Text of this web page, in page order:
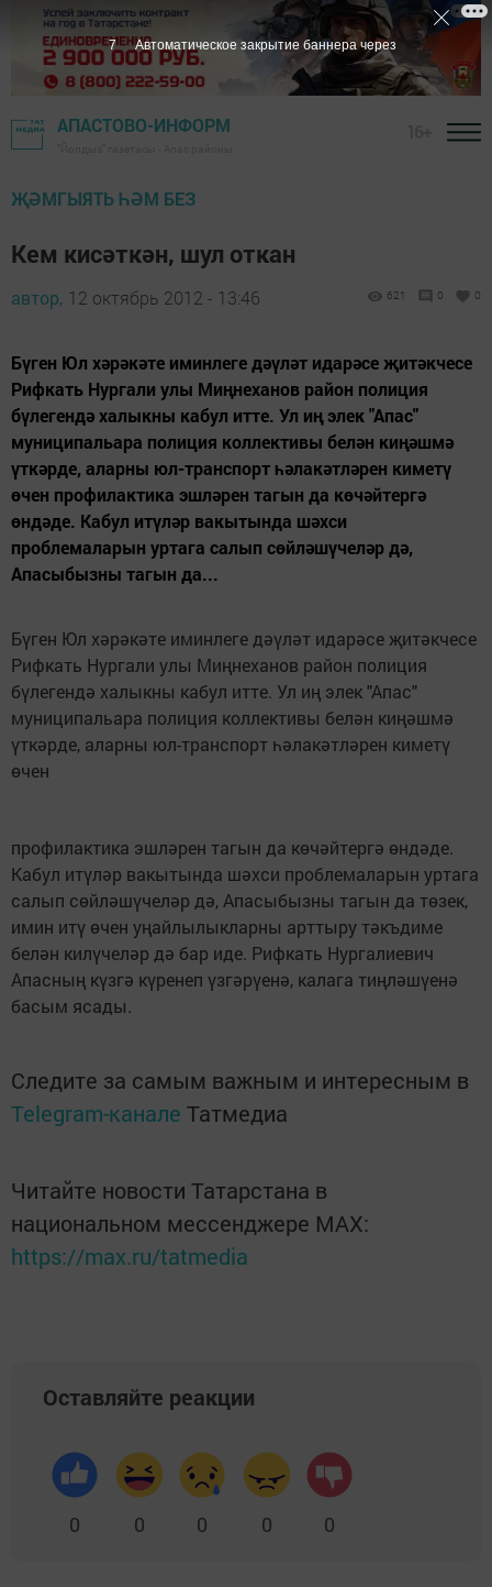
АПАСТОВО-ИНФОРМ
ҖӘМГЫЯТЬ ҺӘМ БЕЗ
Кем кисәткән, шул откан
автор, 12 октябрь 2012 - 13:46 621 0 0
Бүген Юл хәрәкәте иминлеге дәүләт идарәсе җитәкчесе
Рифкать Нургали улы Миңнеханов район полиция
бүлегендә халыкны кабул итте. Ул иң элек "Апас"
муниципальара полиция коллективы белән киңәшмә
үткәрде, аларны юл-транспорт һәлакәтләрен киметү
өчен профилактика эшләрен тагын да көчәйтергә
өндәде. Кабул итүләр вакытында шәхси
проблемаларын уртага салып сөйләшүчеләр дә,
Апасыбызны тагын да...
Бүген Юл хәрәкәте иминлеге дәүләт идарәсе җитәкчесе
Рифкать Нургали улы Миңнеханов район полиция
бүлегендә халыкны кабул итте. Ул иң элек "Апас"
муниципальара полиция коллективы белән киңәшмә
үткәрде, аларны юл-транспорт һәлакәтләрен киметү
өчен
профилактика эшләрен тагын да көчәйтергә өндәде.
Кабул итүләр вакытында шәхси проблемаларын уртага
салып сөйләшүчеләр дә, Апасыбызны тагын да төзек,
имин итү өчен уңайлылыкларны арттыру тәкъдиме
белән килүчеләр дә бар иде. Рифкать Нургалиевич
Апасның күзгә күренеп үзгәрүенә, калага тиңләшүенә
басым ясады.
Следите за самым важным и интересным в
Telegram-канале Татмедиа
Читайте новости Татарстана в
национальном мессенджере MАХ:
https://max.ru/tatmedia
Оставляйте реакции
0 0 0 0 0
6 Автоматическое закрытие баннера через